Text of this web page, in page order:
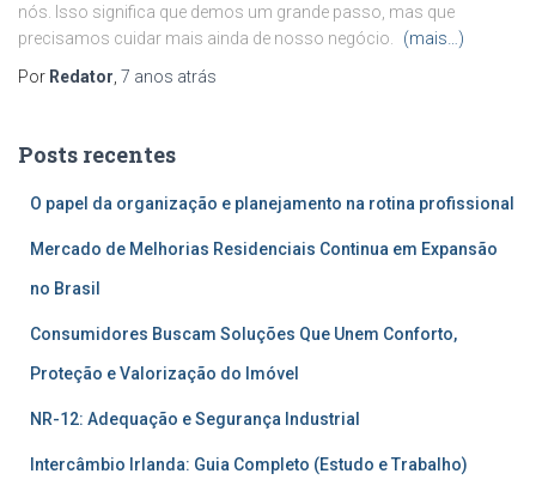
nós. Isso significa que demos um grande passo, mas que
precisamos cuidar mais ainda de nosso negócio.
(mais…)
Por Redator 7 anos atrás
Posts recentes
O papel da organização e planejamento na rotina profissional
Mercado de Melhorias Residenciais Continua em Expansão
no Brasil
Consumidores Buscam Soluções Que Unem Conforto,
Proteção e Valorização do Imóvel
NR-12: Adequação e Segurança Industrial
Intercâmbio Irlanda: Guia Completo (Estudo e Trabalho)